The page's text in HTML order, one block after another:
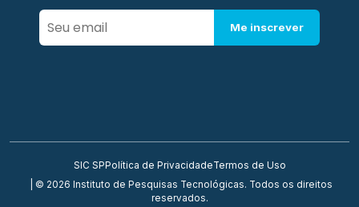
Me inscrever
SIC SP Política de PrivacidadeTermos de Uso
| © 2026 Instituto de Pesquisas Tecnológicas. Todos os direitos
reservados.